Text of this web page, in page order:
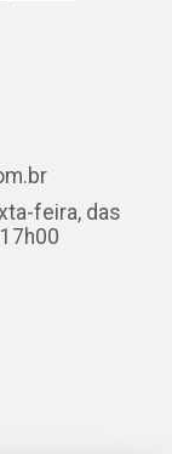
feira, das